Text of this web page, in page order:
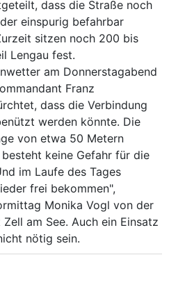
dass die Straße noch
einspurig befahrbar
sitzen noch 200 bis
Lengau fest.
am Donnerstagabend
Franz
dass die Verbindung
werden könnte. Die
von etwa 50 Metern
keine Gefahr für die
im Laufe des Tages
frei bekommen",
Monika Vogl von der
am See. Auch ein Einsatz
nötig sein.